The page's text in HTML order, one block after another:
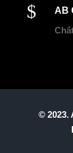
$
AB
© 2023.